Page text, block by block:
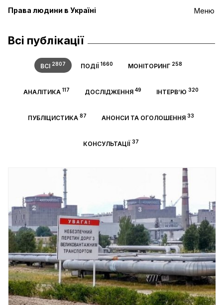
Меню
Права людини в Україні
Всі публікації
ВСІ2807 ПОДІЇ1660 МОНІТОРИНГ258
АНАЛІТИКА 117 ДОСЛІДЖЕННЯ 49 ІНТЕРВ’Ю 320
ПУБЛІЦИСТИКА 87 АНОНСИ ТА ОГОЛОШЕННЯ 33
КОНСУЛЬТАЦІЇ 37